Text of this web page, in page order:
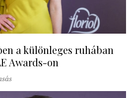
a különleges ruhában
Awards-on